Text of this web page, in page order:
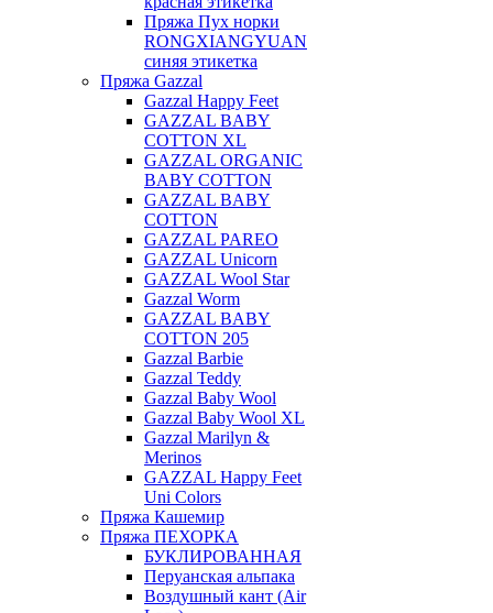
Пряжа Пух норки
RONGXIANGYUAN
синяя этикетка
Пряжа Gazzal
Gazzal Happy Feet
GAZZAL BABY
COTTON XL
GAZZAL ORGANIC
BABY COTTON
GAZZAL BABY
COTTON
GAZZAL PAREO
GAZZAL Unicorn
GAZZAL Wool Star
Gazzal Worm
GAZZAL BABY
COTTON 205
Gazzal Barbie
Gazzal Teddy
Gazzal Baby Wool
Gazzal Baby Wool XL
Gazzal Marilyn &
Merinos
GAZZAL Happy Feet
Uni Colors
Пряжа Кашемир
Пряжа ПЕХОРКА
БУКЛИРОВАННАЯ
Перуанская альпака
Воздушный кант (Air